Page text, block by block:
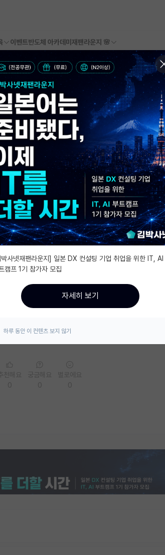
이벤트반도체 아카데미 재팬라운지 🌸
스크랩
서 대학원 컨택을 졸업하자마자 시작할 것 같은데,
연구 분야 논문을 읽어나갈 생각입니다.
후에 컨택을 준비하는게 아닌가 싶어서 글을 남깁니다.)
박사넷재팬라운지] 일본 DX 컨설팅 기업 취업을 위한 IT, AI
캠프 1기 참가자 모집
자세히 보기
하루 동안 이 컨텐츠 보지 않기